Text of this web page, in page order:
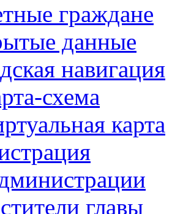
граждане
данные
навигация
схема
карта
главы